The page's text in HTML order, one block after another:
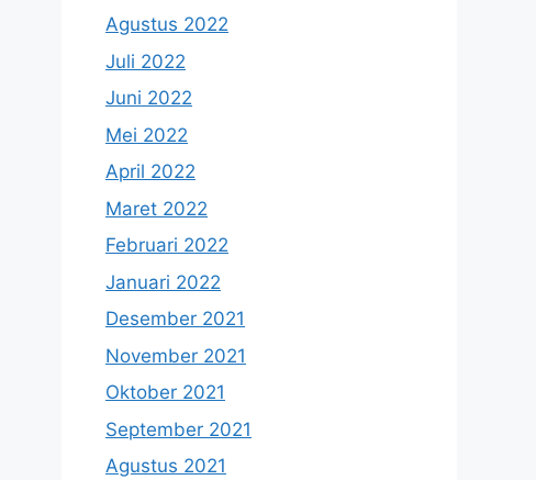
Agustus 2022
Juli 2022
Juni 2022
Mei 2022
April 2022
Maret 2022
Februari 2022
Januari 2022
Desember 2021
November 2021
Oktober 2021
September 2021
Agustus 2021